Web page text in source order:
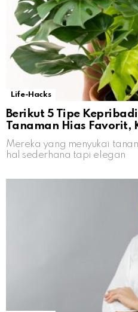
Life-Hacks
Berikut 5 Tipe
Tanaman Hias Favorit,
Mereka yang menyukai
hal sederhana tapi elegan